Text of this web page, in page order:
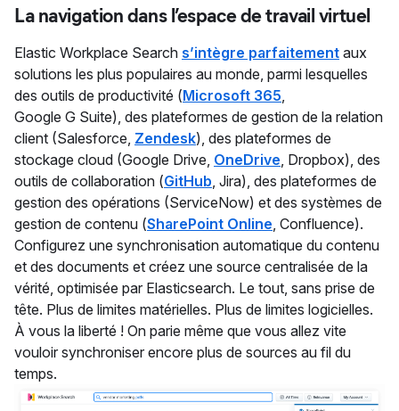
La navigation dans l’espace de travail virtuel
Elastic Workplace Search s’intègre parfaitement aux
solutions les plus populaires au monde, parmi lesquelles
des outils de productivité (Microsoft 365,
Google G Suite), des plateformes de gestion de la relation
client (Salesforce, Zendesk), des plateformes de
stockage cloud (Google Drive, OneDrive, Dropbox), des
outils de collaboration (GitHub, Jira), des plateformes de
gestion des opérations (ServiceNow) et des systèmes de
gestion de contenu (SharePoint Online, Confluence).
Configurez une synchronisation automatique du contenu
et des documents et créez une source centralisée de la
vérité, optimisée par Elasticsearch. Le tout, sans prise de
tête. Plus de limites matérielles. Plus de limites logicielles.
À vous la liberté ! On parie même que vous allez vite
vouloir synchroniser encore plus de sources au fil du
temps.